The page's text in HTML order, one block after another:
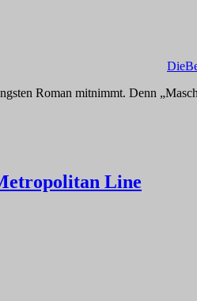
Roman mitnimmt. Denn
Line